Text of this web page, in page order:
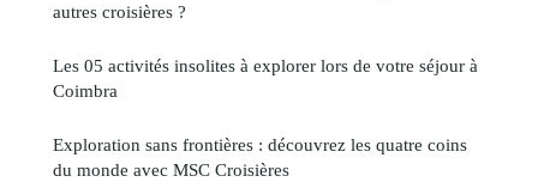
autres croisières ?
Les 05 activités insolites à explorer lors de votre séjour à
Coimbra
Exploration sans frontières : découvrez les quatre coins
du monde avec MSC Croisières